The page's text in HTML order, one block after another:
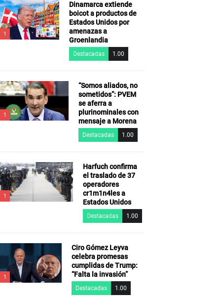
1
Dinamarca extiende
boicot a productos de
Estados Unidos por
amenazas a
Groenlandia
Destacadas 1.00
1
“Somos aliados, no
sometidos”: PVEM
se aferra a
plurinominales con
mensaje a Morena
Destacadas 1.00
1
Harfuch confirma
el traslado de 37
operadores
cr1m1n4les a
Estados Unidos
Destacadas 1.00
1
Ciro Gómez Leyva
celebra promesas
cumplidas de Trump:
“Falta la invasión”
Destacadas 1.00